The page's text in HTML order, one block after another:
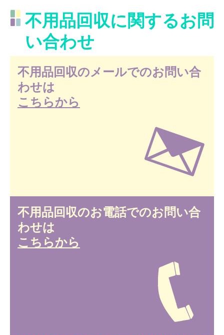
不用品回収に関するお問
い合わせ
不用品回収のメールでのお問い合
わせは
こちらから
不用品回収のお電話でのお問い合
わせは
こちらから